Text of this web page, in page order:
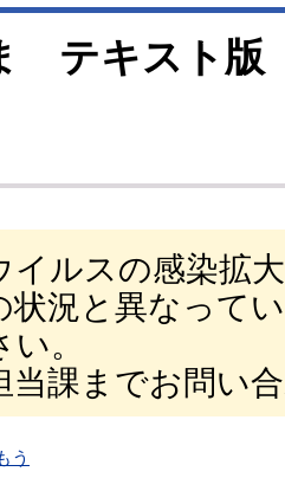
テキスト版
ルスの感染拡
状況と異なって
。
課までお問い
う